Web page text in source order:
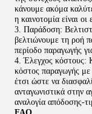
κάνουμε ακόμα
η καινοτομία είναι οι
3. Παράδοση:
βελτιώνουμε τη ροή
περίοδο παραγωγής
4. Έλεγχος κόστους:
κόστος παραγωγής με
έτσι ώστε να
ανταγωνιστικά στην
αναλογία απόδοσης-